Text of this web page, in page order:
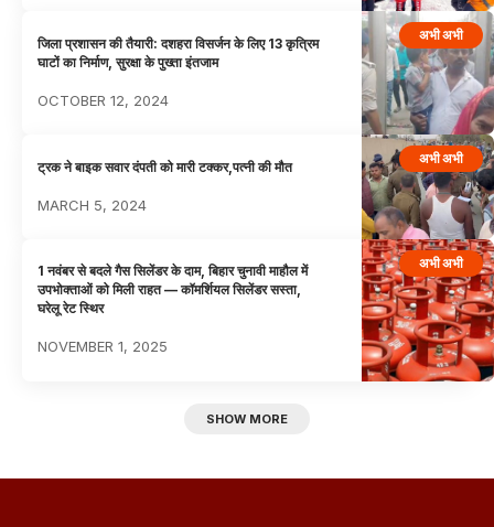
अभी अभी
जिला प्रशासन की तैयारी: दशहरा विसर्जन के लिए 13 कृत्रिम
घाटों का निर्माण, सुरक्षा के पुख्ता इंतजाम
OCTOBER 12, 2024
अभी अभी
ट्रक ने बाइक सवार दंपती को मारी टक्कर,पत्नी की मौत
MARCH 5, 2024
अभी अभी
1 नवंबर से बदले गैस सिलेंडर के दाम, बिहार चुनावी माहौल में
उपभोक्ताओं को मिली राहत — कॉमर्शियल सिलेंडर सस्ता,
घरेलू रेट स्थिर
NOVEMBER 1, 2025
SHOW MORE